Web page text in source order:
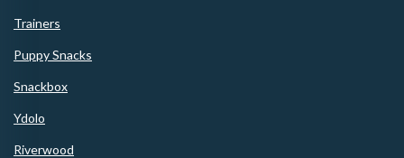
Trainers
Puppy Snacks
Snackbox
Ydolo
Riverwood